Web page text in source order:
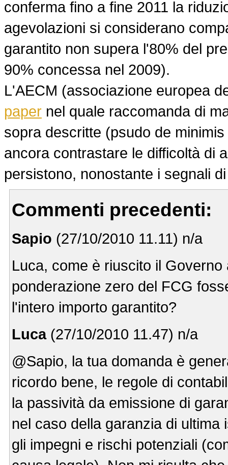
conferma fino a fine 2011 la
agevolazioni si considerano
garantito non supera l'80% del
90% concessa nel 2009).
L'AECM (associazione europea
paper nel quale raccomanda di
sopra descritte (psudo de
ancora contrastare le difficoltà di
persistono, nonostante i segnali
Commenti precedenti:
Sapio (27/10/2010 11.11) n/a
Luca, come è riuscito il
ponderazione zero del FCG
l'intero importo garantito?
Luca(27/10/2010 11.47) n/a
@Sapio, la tua domanda è
ricordo bene, le regole di
la passività da emissione di
nel caso della garanzia di
gli impegni e rischi potenziali